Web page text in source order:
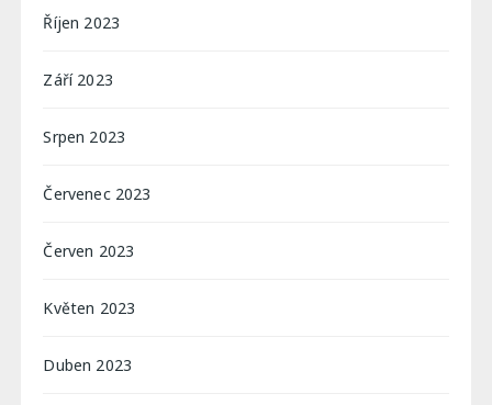
Říjen 2023
Září 2023
Srpen 2023
Červenec 2023
Červen 2023
Květen 2023
Duben 2023